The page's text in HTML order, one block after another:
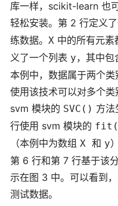
库一样，scikit-learn 也
轻松安装。第 2 行定义
练数据。 X 中的所有元
义了一个列表 y，其中包
本例中，数据属于两个
使用该技术可以对多个
svm 模块的 SVC() 方法
行使用 svm 模块的
（本例中为数组 X 和 y
第 6 行和第 7 行基于该
示在图 3 中。可以看到
测试数据。